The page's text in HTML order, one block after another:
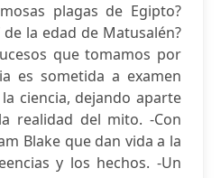
plagas de Egipto?
de la edad de Matusalén?
que tomamos por
es sometida a examen
ciencia, dejando aparte
realidad del mito. -Con
Blake que dan vida a la
y los hechos. -Un